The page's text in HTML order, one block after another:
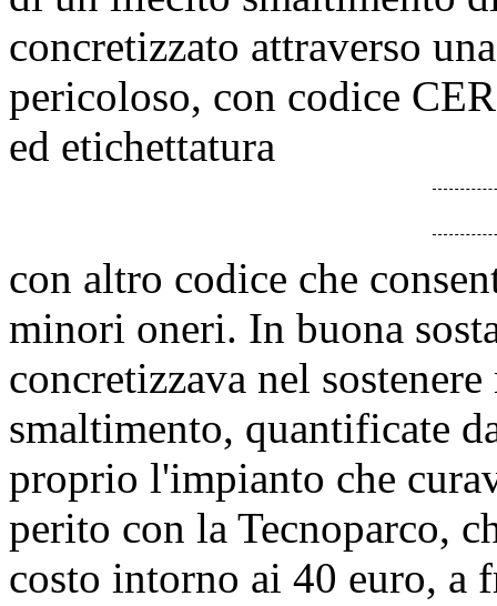
concretizzato attraverso
pericoloso, con codice
ed etichettatura
con altro codice che
minori oneri. In buona
concretizzava nel
smaltimento, quantificate
proprio l'impianto che
perito con la Tecnoparco,
costo intorno ai 40 euro, a